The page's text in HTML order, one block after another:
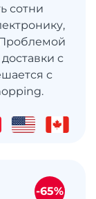
сотни
Проблемой
с
с
-65%